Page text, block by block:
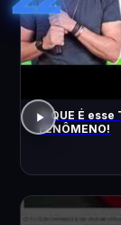
O QUE É esse
FENÔMENO!